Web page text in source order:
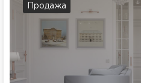
Продажа